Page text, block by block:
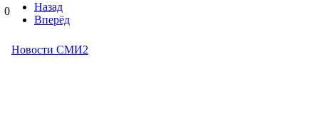
0
Назад
Вперёд